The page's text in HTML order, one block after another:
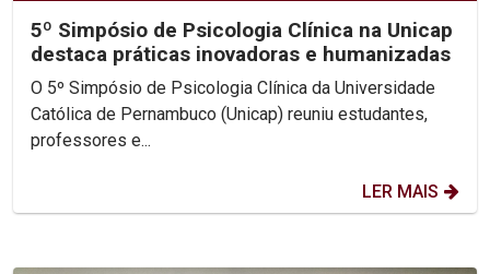
5º Simpósio de Psicologia Clínica na Unicap
destaca práticas inovadoras e humanizadas
O 5º Simpósio de Psicologia Clínica da Universidade
Católica de Pernambuco (Unicap) reuniu estudantes,
professores e...
LER MAIS